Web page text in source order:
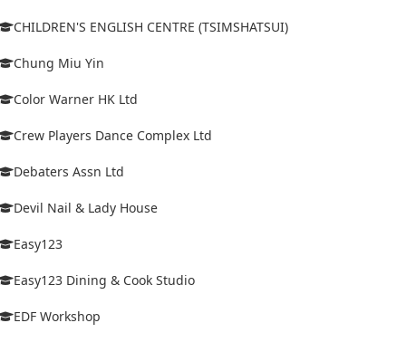
CHILDREN'S ENGLISH CENTRE (TSIMSHATSUI)
Chung Miu Yin
Color Warner HK Ltd
Crew Players Dance Complex Ltd
Debaters Assn Ltd
Devil Nail & Lady House
Easy123
Easy123 Dining & Cook Studio
EDF Workshop